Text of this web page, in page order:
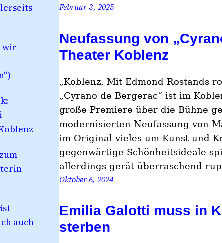
wir
auch
Februar 3, 2025
Neufassung von
Theater Koblenz
„Koblenz. Mit Edmond Rostands
„Cyrano de Bergerac“ ist im
große Premiere über die Bühne
modernisierten Neufassung von
im Original vieles um Kunst und
gegenwärtige Schönheitsideale
allerdings gerät überraschend
Oktober 6, 2024
Emilia Galotti muss in
sterben